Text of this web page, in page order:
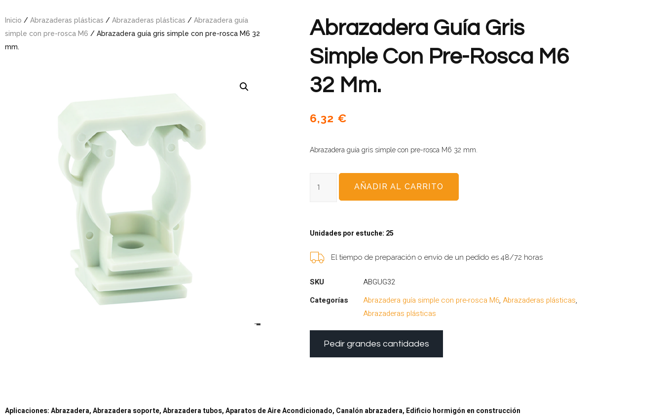
Inicio / Abrazaderas plásticas / Abrazaderas plásticas / Abrazadera guía
simple con pre-rosca M6 / Abrazadera guía gris simple con pre-rosca M6 32
mm.
Abrazadera Guía Gris
Simple Con Pre-Rosca M6
32 Mm.
6,32 €
Abrazadera guía gris simple con pre-rosca M6 32 mm.
AÑADIR AL CARRITO
Unidades por estuche: 25
El tiempo de preparación o envío de un pedido es 48/72 horas
SKU
ABGUG32
Categorías
Abrazadera guía simple con pre-rosca M6,Abrazaderas plásticas,
Abrazaderas plásticas
Pedir grandes cantidades
Aplicaciones: Abrazadera, Abrazadera soporte, Abrazadera tubos, Aparatos de Aire Acondicionado, Canalón abrazadera, Edificio hormigón en construcción